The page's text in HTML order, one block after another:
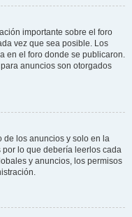
importante sobre el foro
vez que sea posible. Los
en el foro donde se publicaron.
anuncios son otorgados
de los anuncios y solo en la
lo que debería leerlos cada
y anuncios, los permisos